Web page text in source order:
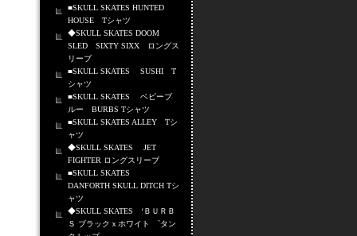
■SKULL SKATES HUNTED
HOUSE Tシャツ
◆SKULL SKATES DOOM
SLED SIXTY SIXX ロングス
リーブ
■SKULL SKATES SUSHI T
シャツ
■SKULL SKATES ベビーブ
ルー BURBS Tシャツ
■SKULL SKATES ALLEY Tシ
ャツ
◆SKULL SKATES JET
FIGHTER ロングスリーブ
■SKULL SKATES
DANFORTH SKULL DITCH Tシ
ャツ
◆SKULL SKATES ‘ＢＵＲＢ
Ｓ ブラックｘホワイト `タン